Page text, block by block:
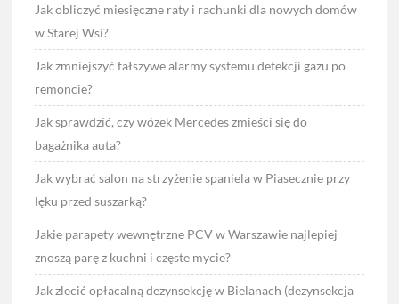
Jak obliczyć miesięczne raty i rachunki dla nowych domów
w Starej Wsi?
Jak zmniejszyć fałszywe alarmy systemu detekcji gazu po
remoncie?
Jak sprawdzić, czy wózek Mercedes zmieści się do
bagażnika auta?
Jak wybrać salon na strzyżenie spaniela w Piasecznie przy
lęku przed suszarką?
Jakie parapety wewnętrzne PCV w Warszawie najlepiej
znoszą parę z kuchni i częste mycie?
Jak zlecić opłacalną dezynsekcję w Bielanach (dezynsekcja